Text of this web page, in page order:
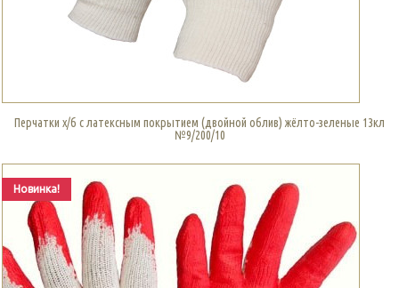
Перчатки х/б с латексным покрытием (двойной облив) жёлто-зеленые 13кл
№9/200/10
Новинка!